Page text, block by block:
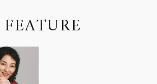
FEATURE